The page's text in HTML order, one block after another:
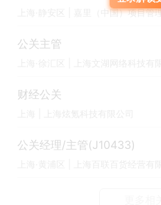
上海·静安区 | 嘉里（中国）项目管
公关主管
财经公关
公关经理/主管(J10433)